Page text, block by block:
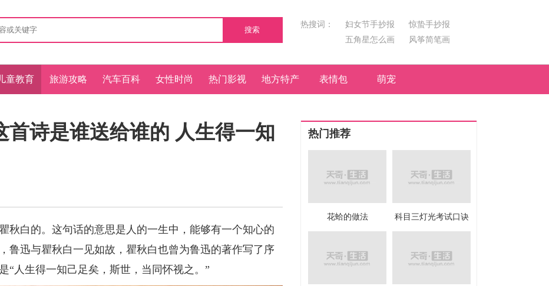
搜索
热搜词： 妇女节手抄报
惊蛰手抄报
五角星怎么画
风筝简笔画
童教育 旅游攻略 汽车百科 女性时尚 热门影视 地方特产 表情包 萌宠
首诗是谁送给谁的 人生得一知
白的。这句话的意思是人的一生中，能够有一个知心的
鲁迅与瞿秋白一见如故，瞿秋白也曾为鲁迅的著作写了序
“人生得一知己足矣，斯世，当同怀视之。”
热门推荐
花蛤的做法 科目三灯光考试口诀